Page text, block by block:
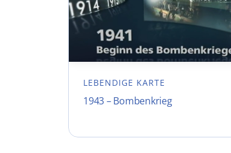
LEBENDIGE KARTE
1943 – Bombenkrieg